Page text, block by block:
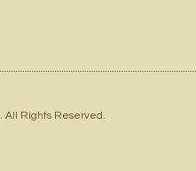
. All Rights Reserved.